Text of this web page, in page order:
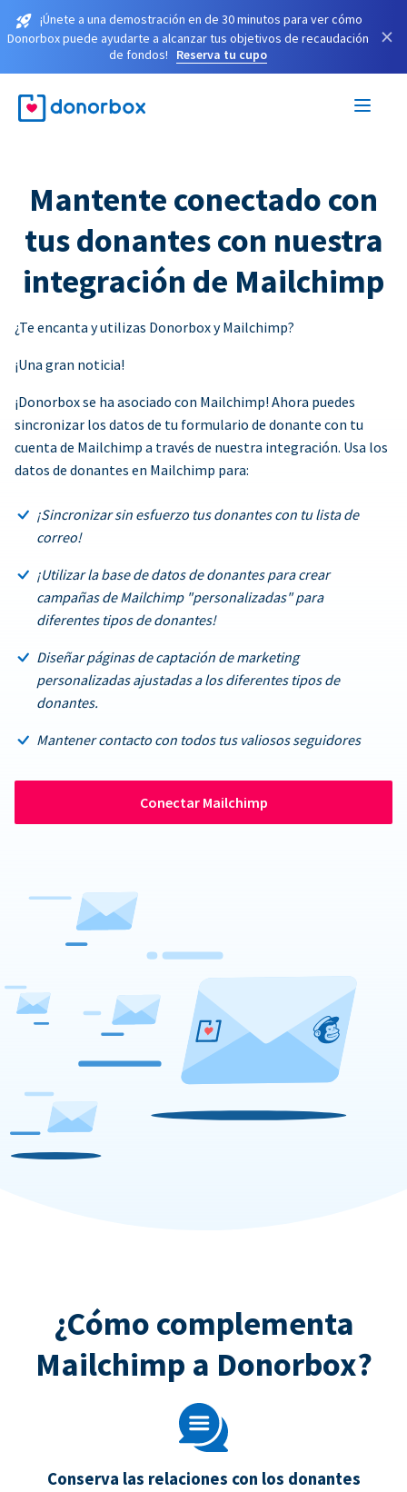
¡Únete a una demostración en de 30 minutos para ver cómo
Donorbox puede ayudarte a alcanzar tus objetivos de recaudación
de fondos!
Reserva tu cupo
×
Mantente conectado con
tus donantes con nuestra
integración de Mailchimp
¿Te encanta y utilizas Donorbox y Mailchimp?
¡Una gran noticia!
¡Donorbox se ha asociado con Mailchimp! Ahora puedes
sincronizar los datos de tu formulario de donante con tu
cuenta de Mailchimp a través de nuestra integración. Usa los
datos de donantes en Mailchimp para:
¡Sincronizar sin esfuerzo tus donantes con tu lista de
correo!
¡Utilizar la base de datos de donantes para crear
campañas de Mailchimp "personalizadas" para
diferentes tipos de donantes!
Diseñar páginas de captación de marketing
personalizadas ajustadas a los diferentes tipos de
donantes.
Mantener contacto con todos tus valiosos seguidores
Conectar Mailchimp
¿Cómo complementa
Mailchimp a Donorbox?
Conserva las relaciones con los donantes